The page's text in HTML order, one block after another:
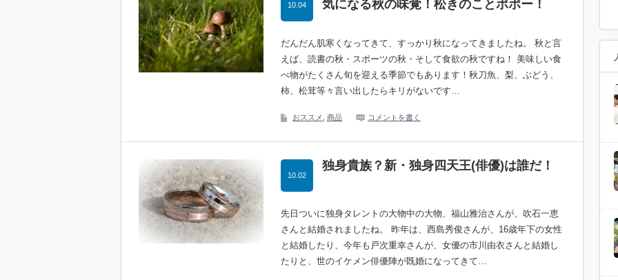
気になる秋の味覚！松きのことポポー！
10.04
だんだん肌寒くなってきて、すっかり秋になってきましたね。 秋と言
えば、読書の秋・スポーツの秋・そして食欲の秋ですね！ 美味しい食
べ物がたくさん旬を迎える季節でもあります！秋刀魚、梨、ぶどう、
柿、松茸等々言い出したらキリがないです…
おススメ 商品 コメントを書く
独身貴族？新・独身四天王(俳優)は誰だ！
10.02
先日ついに独身タレントの大物中の大物、福山雅治さんが、吹石一恵
さんと結婚されましたね。 昨年は、西島秀俊さんが、16歳年下の女性
と結婚したり、今年も戸次重幸さんが、女優の市川由衣さんと結婚し
たりと、世のイケメン俳優陣が既婚になってきて…